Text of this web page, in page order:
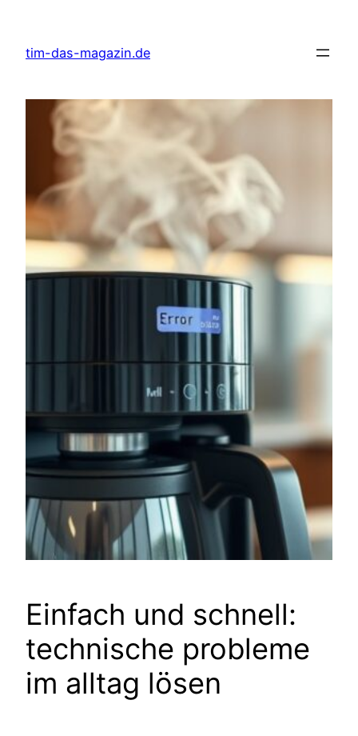
content
tim-das-magazin.de
Einfach und schnell:
technische probleme
im alltag lösen